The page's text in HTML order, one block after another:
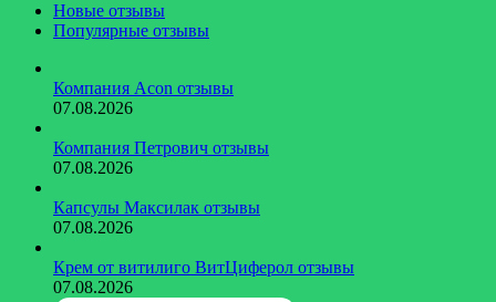
Новые отзывы
Популярные отзывы
Компания Acon отзывы
07.08.2026
Компания Петрович отзывы
07.08.2026
Капсулы Максилак отзывы
07.08.2026
Крем от витилиго ВитЦиферол отзывы
07.08.2026